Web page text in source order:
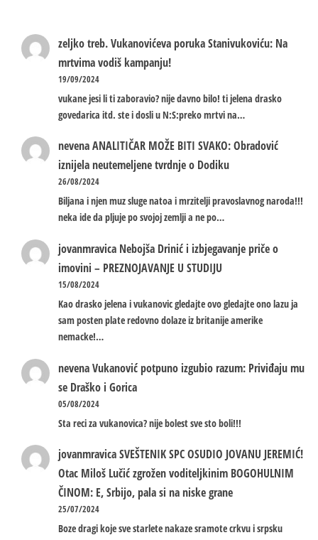
zeljko treb.Vukanovićeva poruka Stanivukoviću: Na
mrtvima vodiš kampanju!
19/09/2024
vukane jesi li ti zaboravio? nije davno bilo! ti jelena drasko
govedarica itd. ste i dosli u N:S:preko mrtvi na…
nevenaANALITIČAR MOŽE BITI SVAKO: Obradović
iznijela neutemeljene tvrdnje o Dodiku
26/08/2024
Biljana i njen muz sluge natoa i mrzitelji pravoslavnog naroda!!!
neka ide da pljuje po svojoj zemlji a ne po…
jovanmravica Nebojša Drinić i izbjegavanje priče o
imovini – PREZNOJAVANJE U STUDIJU
15/08/2024
Kao drasko jelena i vukanovic gledajte ovo gledajte ono lazu ja
sam posten plate redovno dolaze iz britanije amerike
nemacke!…
nevenaVukanović potpuno izgubio razum: Priviđaju mu
se Draško i Gorica
05/08/2024
Sta reci za vukanovica? nije bolest sve sto boli!!!
jovanmravicaSVEŠTENIK SPC OSUDIO JOVANU JEREMIĆ!
Otac Miloš Lučić zgrožen voditeljkinim BOGOHULNIM
ČINOM: E, Srbijo, pala si na niske grane
25/07/2024
Boze dragi koje sve starlete nakaze sramote crkvu i srpsku